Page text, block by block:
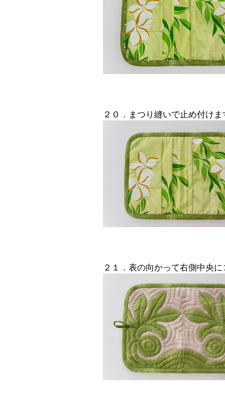
２０．まつり縫いで止め付けま
２１．表の向かって右側中央